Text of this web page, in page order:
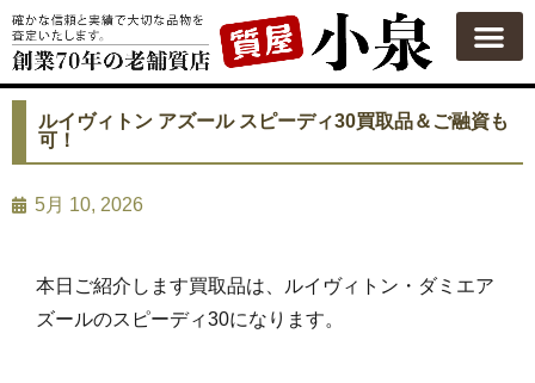
ルイヴィトン アズール スピーディ30買取品＆ご融資も
可！
5月 10, 2026
本日ご紹介します買取品は、ルイヴィトン・ダミエア
ズールのスピーディ30になります。